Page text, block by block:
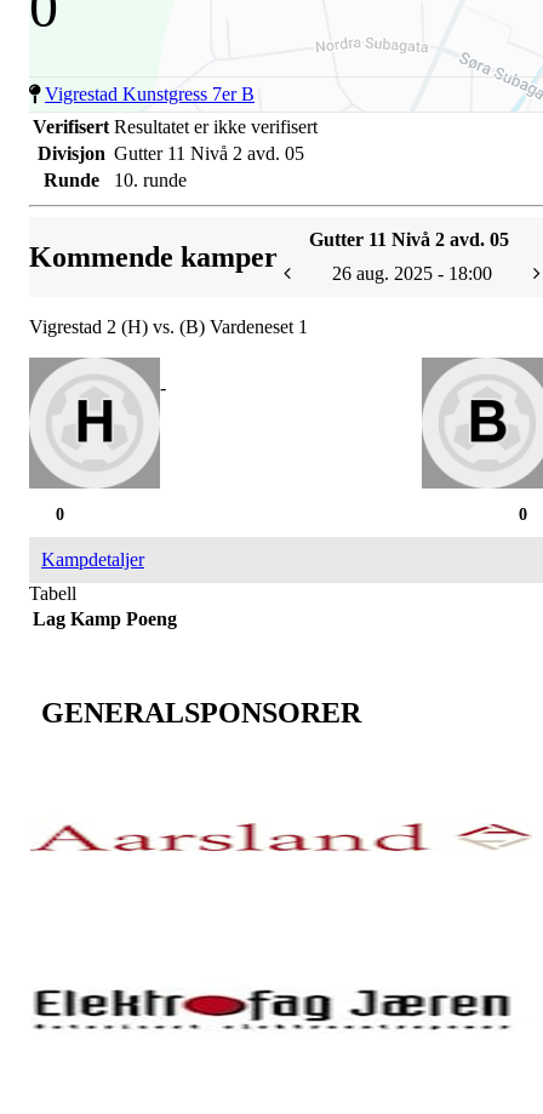
Vigrestad Kunstgress 7er B
Verifisert Resultatet er ikke verifisert
Divisjon Gutter 11 Nivå 2 avd. 05
Runde
10. runde
Kommende kamper
Gutter 11 Nivå 2 avd. 05
26 aug. 2025 - 18:00
Vigrestad 2 (H) vs. (B) Vardeneset 1
-
0
0
Kampdetaljer
Tabell
Lag Kamp Poeng
GENERALSPONSORER